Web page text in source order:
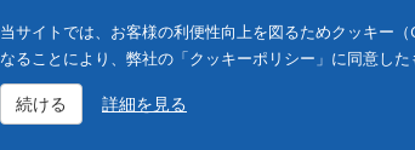
当サイトでは、お客様の利便性向上を図るためクッキー
なることにより、弊社の「クッキーポリシー」に同意し
続ける 詳細を見る